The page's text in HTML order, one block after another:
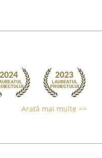
Arată mai multe >>